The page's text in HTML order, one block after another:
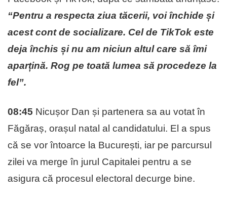
“Pentru a respecta ziua tăcerii, voi închide și
acest cont de socializare. Cel de TikTok este
deja închis și nu am niciun altul care să îmi
aparțină. Rog pe toată lumea să procedeze la
fel”.
08:45 Nicușor Dan și partenera sa au votat în
Făgăraș, orașul natal al candidatului. El a spus
că se vor întoarce la București, iar pe parcursul
zilei va merge în jurul Capitalei pentru a se
asigura că procesul electoral decurge bine.